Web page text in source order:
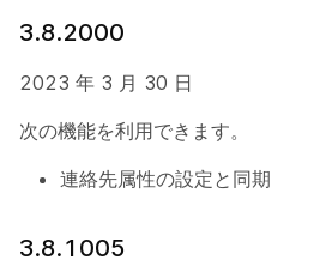
3.8.2000
2023 年 3 月 30 日
次の機能を利用できます。
連絡先属性の設定と同期
3.8.1005